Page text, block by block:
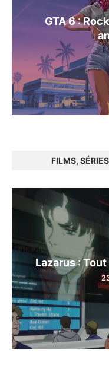
GTA 6 :
FILMS,
Lazarus :